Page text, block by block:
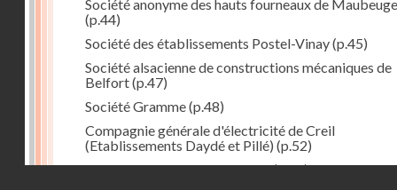
Société anonyme des hauts fourneaux de Maubeuge
(p.44)
Société des établissements Postel-Vinay(p.45)
Société alsacienne de constructions mécaniques de
Belfort(p.47)
Société Gramme(p.48)
Compagnie générale d'électricité de Creil
(Etablissements Daydé et Pillé) (p.52)
Compagnie générale de Nancy(p.52)